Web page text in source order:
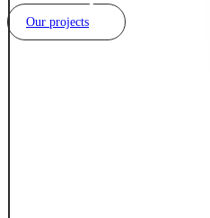
Our projects